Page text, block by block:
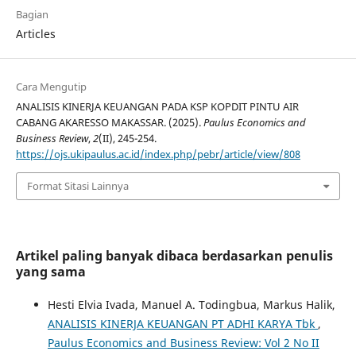
Bagian
Articles
Cara Mengutip
ANALISIS KINERJA KEUANGAN PADA KSP KOPDIT PINTU AIR
CABANG AKARESSO MAKASSAR. (2025).Paulus Economics and
Business Review,2(II), 245-254.
https://ojs.ukipaulus.ac.id/index.php/pebr/article/view/808
Format Sitasi Lainnya
Artikel paling banyak dibaca berdasarkan penulis
yang sama
Hesti Elvia Ivada, Manuel A. Todingbua, Markus Halik,
ANALISIS KINERJA KEUANGAN PT ADHI KARYA Tbk ,
Paulus Economics and Business Review: Vol 2 No II